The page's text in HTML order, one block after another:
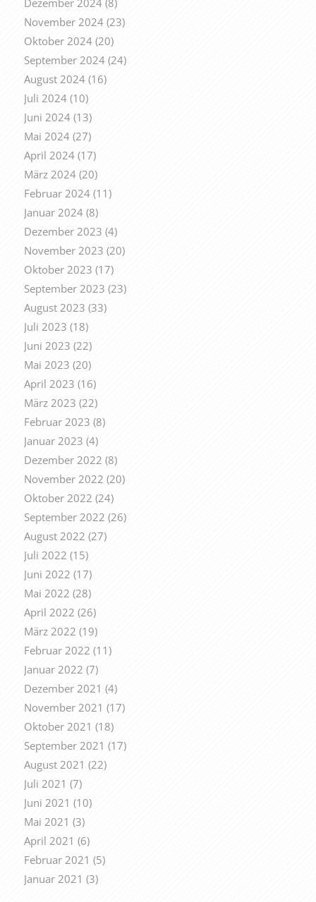
November 2024(23)
Oktober 2024(20)
September 2024(24)
August 2024(16)
Juli 2024(10)
Juni 2024(13)
Mai 2024(27)
April 2024(17)
März 2024(20)
Februar 2024(11)
Januar 2024(8)
Dezember 2023 (4)
November 2023 (20)
Oktober 2023 (17)
September 2023 (23)
August 2023 (33)
Juli 2023 (18)
Juni 2023 (22)
Mai 2023 (20)
April 2023 (16)
März 2023 (22)
Februar 2023 (8)
Januar 2023 (4)
Dezember 2022 (8)
November 2022 (20)
Oktober 2022 (24)
September 2022 (26)
August 2022 (27)
Juli 2022 (15)
Juni 2022 (17)
Mai 2022 (28)
April 2022 (26)
März 2022 (19)
Februar 2022 (11)
Januar 2022 (7)
Dezember 2021 (4)
November 2021 (17)
Oktober 2021 (18)
September 2021 (17)
August 2021 (22)
Juli 2021 (7)
Juni 2021 (10)
Mai 2021 (3)
April 2021 (6)
Februar 2021 (5)
Januar 2021 (3)